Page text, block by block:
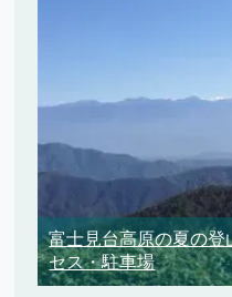
富士見台高原の夏の
セス・駐車場